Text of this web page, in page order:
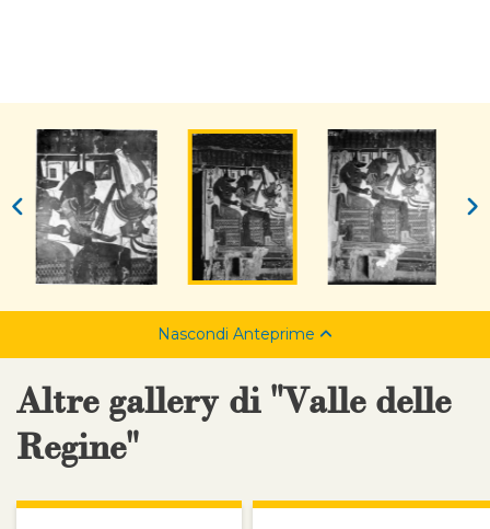
Nascondi Anteprime
Altre gallery di "Valle delle
Regine"